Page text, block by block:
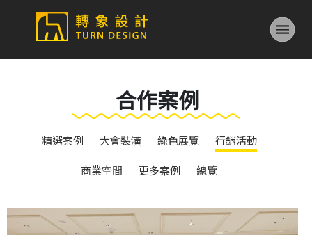
合作案例
精選案例 大會裝潢 綠色展覽 行銷活動
商業空間 更多案例 總覽